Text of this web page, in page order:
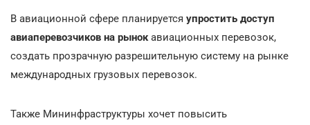
В авиационной сфере планируется упростить доступ
авиаперевозчиков на рынокавиационных перевозок,
создать прозрачную разрешительную систему на рынке
международных грузовых перевозок.
Также Мининфраструктуры хочет повысить